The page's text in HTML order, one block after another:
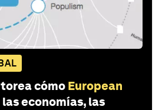
cómo European
economías, las